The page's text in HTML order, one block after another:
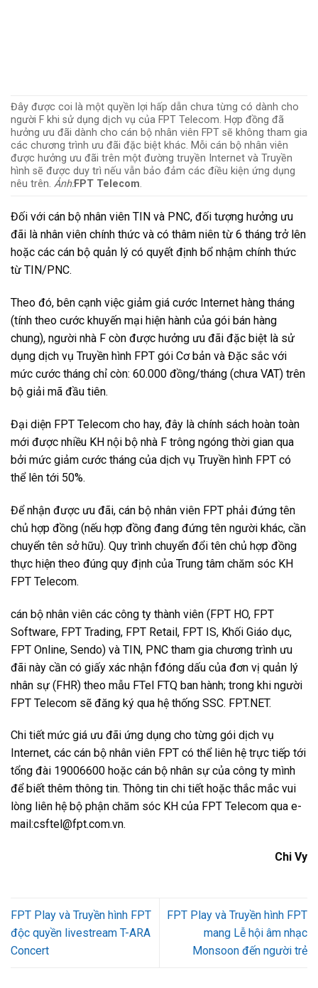
Đây được coi là một quyền lợi hấp dẫn chưa từng có dành cho
người F khi sử dụng dịch vụ của FPT Telecom. Hợp đồng đã
hưởng ưu đãi dành cho cán bộ nhân viên FPT sẽ không tham gia
các chương trình ưu đãi đặc biệt khác. Mỗi cán bộ nhân viên
được hưởng ưu đãi trên một đường truyền Internet và Truyền
hình sẽ được duy trì nếu vẫn bảo đảm các điều kiện ứng dụng
nêu trên. Ảnh:FPT Telecom.
Đối với cán bộ nhân viên TIN và PNC, đối tượng hưởng ưu
đãi là nhân viên chính thức và có thâm niên từ 6 tháng trở lên
hoặc các cán bộ quản lý có quyết định bổ nhậm chính thức
từ TIN/PNC.
Theo đó, bên cạnh việc giảm giá cước Internet hàng tháng
(tính theo cước khuyến mại hiện hành của gói bán hàng
chung), người nhà F còn được hưởng ưu đãi đặc biệt là sử
dụng dịch vụ Truyền hình FPT gói Cơ bản và Đặc sắc với
mức cước tháng chỉ còn: 60.000 đồng/tháng (chưa VAT) trên
bộ giải mã đầu tiên.
Đại diện FPT Telecom cho hay, đây là chính sách hoàn toàn
mới được nhiều KH nội bộ nhà F trông ngóng thời gian qua
bởi mức giảm cước tháng của dịch vụ Truyền hình FPT có
thể lên tới 50%.
Để nhận được ưu đãi, cán bộ nhân viên FPT phải đứng tên
chủ hợp đồng (nếu hợp đồng đang đứng tên người khác, cần
chuyển tên sở hữu). Quy trình chuyển đổi tên chủ hợp đồng
thực hiện theo đúng quy định của Trung tâm chăm sóc KH
FPT Telecom.
cán bộ nhân viên các công ty thành viên (FPT HO, FPT
Software, FPT Trading, FPT Retail, FPT IS, Khối Giáo dục,
FPT Online, Sendo) và TIN, PNC tham gia chương trình ưu
đãi này cần có giấy xác nhận fđóng dấu của đơn vị quản lý
nhân sự (FHR) theo mẫu FTel FTQ ban hành; trong khi người
FPT Telecom sẽ đăng ký qua hệ thống SSC. FPT.NET.
Chi tiết mức giá ưu đãi ứng dụng cho từng gói dịch vụ
Internet, các cán bộ nhân viên FPT có thể liên hệ trực tiếp tới
tổng đài 19006600 hoặc cán bộ nhân sự của công ty mình
để biết thêm thông tin. Thông tin chi tiết hoặc thắc mắc vui
lòng liên hệ bộ phận chăm sóc KH của FPT Telecom qua e-
mail:csftel@fpt.com.vn.
Chi Vy
FPT Play và Truyền hình FPT
độc quyền livestream T-ARA
Concert
FPT Play và Truyền hình FPT
mang Lễ hội âm nhạc
Monsoon đến người trẻ